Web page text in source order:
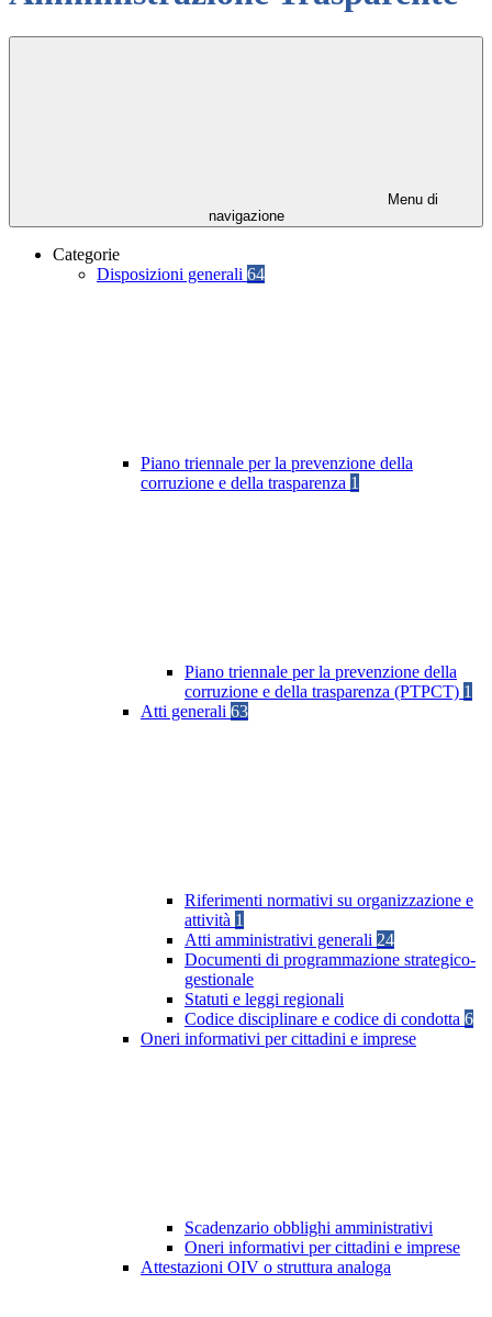
Menu di
navigazione
Categorie
Disposizioni generali 64
Piano triennale per la prevenzione della
corruzione e della trasparenza 1
Piano triennale per la prevenzione della
corruzione e della trasparenza (PTPCT) 1
Atti generali 63
Riferimenti normativi su organizzazione e
attività 1
Atti amministrativi generali 24
Documenti di programmazione strategico-
gestionale
Statuti e leggi regionali
Codice disciplinare e codice di condotta 6
Oneri informativi per cittadini e imprese
Scadenzario obblighi amministrativi
Oneri informativi per cittadini e imprese
Attestazioni OIV o struttura analoga